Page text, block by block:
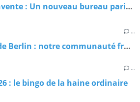
L'Inter-LGBT se réinvente : Un nouveau bureau paritaire pour repartir sur de bonnes bases
…
Attaque à la Pride de Berlin : notre communauté frappée en plein cœur du Christopher Street Day 2026
…
: le bingo de la haine ordinaire